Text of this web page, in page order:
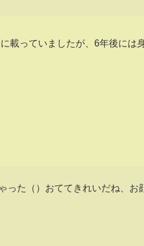
載っていましたが、6年後には
った（）おててきれいだね、お